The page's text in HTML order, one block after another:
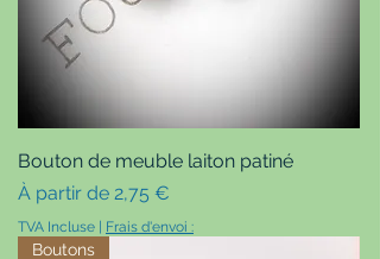
Bouton de meuble laiton patiné
À partir de 2,75 €
Prix promotionnel
TVA Incluse Frais d'envoi :
Boutons